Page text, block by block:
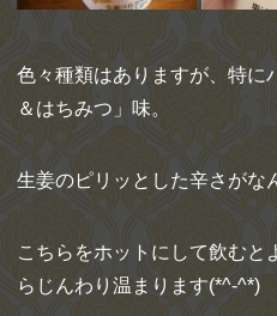
色々種類はありますが、特に
＆はちみつ」味。
生姜のピリッとした辛さがな
こちらをホットにして飲むと
らじんわり温まります(*^-^*)